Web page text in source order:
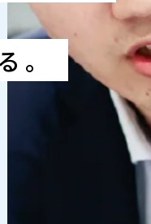
。